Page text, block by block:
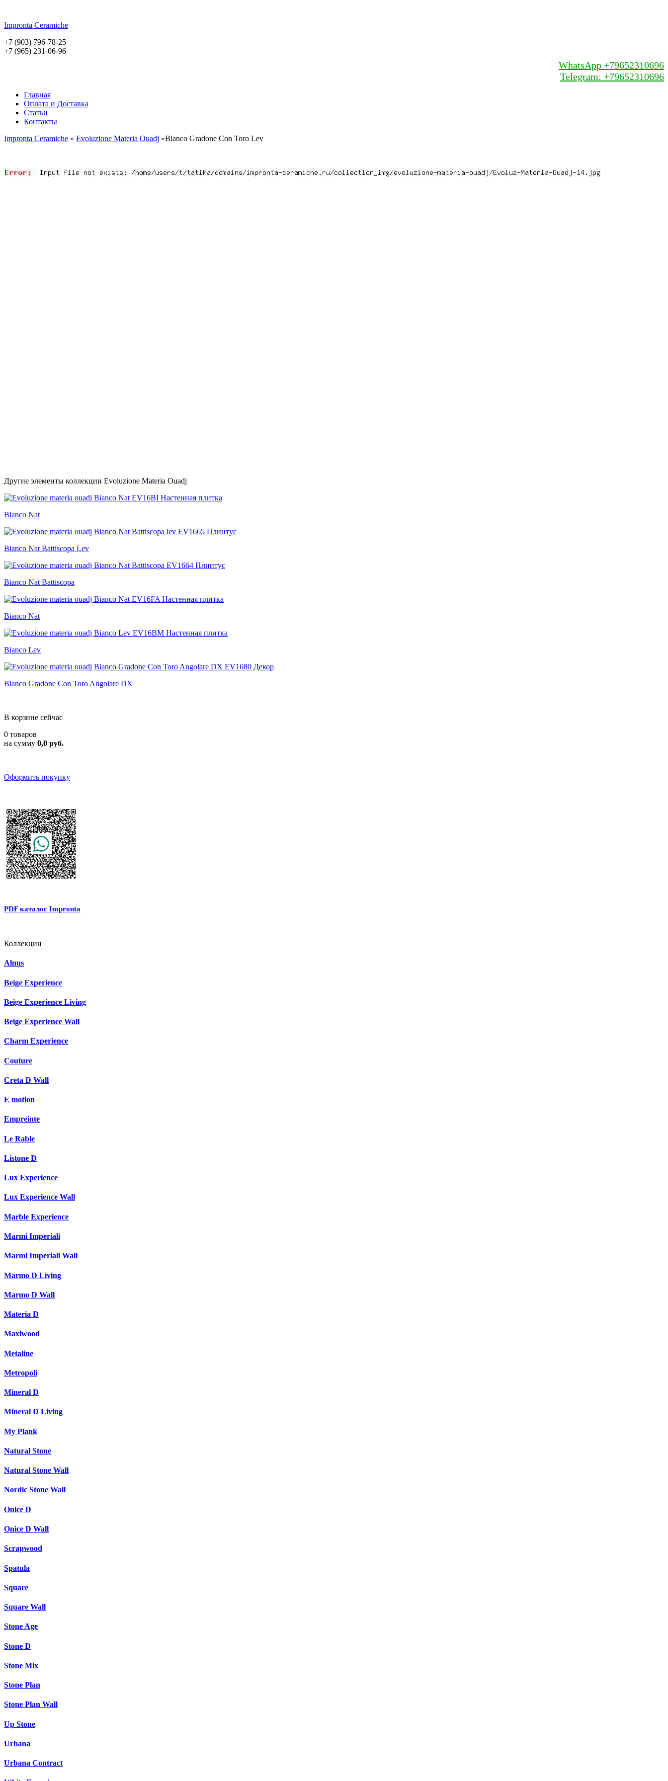
Impronta Ceramiche
+7 (903) 796-78-25
+7 (965) 231-06-96
WhatsApp +79652310696
Telegram: +79652310696
Главная
Оплата и Доставка
Статьи
Контакты
Impronta Ceramiche » Evoluzione Materia Ouadj »Bianco Gradone Con Toro Lev
Другие элементы коллекции Evoluzione Materia Ouadj
Bianco Nat
Bianco Nat Battiscopa Lev
Bianco Nat Battiscopa
Bianco Nat
Bianco Lev
Bianco Gradone Con Toro Angolare DX
В корзине сейчас
0 товаров
на сумму 0,0 руб.
Оформить покупку
PDF каталог Impronta
Коллекции
Alnus
Beige Experience
Beige Experience Living
Beige Experience Wall
Charm Experience
Couture
Creta D Wall
E motion
Empreinte
Le Rable
Listone D
Lux Experience
Lux Experience Wall
Marble Experience
Marmi Imperiali
Marmi Imperiali Wall
Marmo D Living
Marmo D Wall
Materia D
Maxiwood
Metaline
Metropoli
Mineral D
Mineral D Living
My Plank
Natural Stone
Natural Stone Wall
Nordic Stone Wall
Onice D
Onice D Wall
Scrapwood
Spatula
Square
Square Wall
Stone Age
Stone D
Stone Mix
Stone Plan
Stone Plan Wall
Up Stone
Urbana
Urbana Contract